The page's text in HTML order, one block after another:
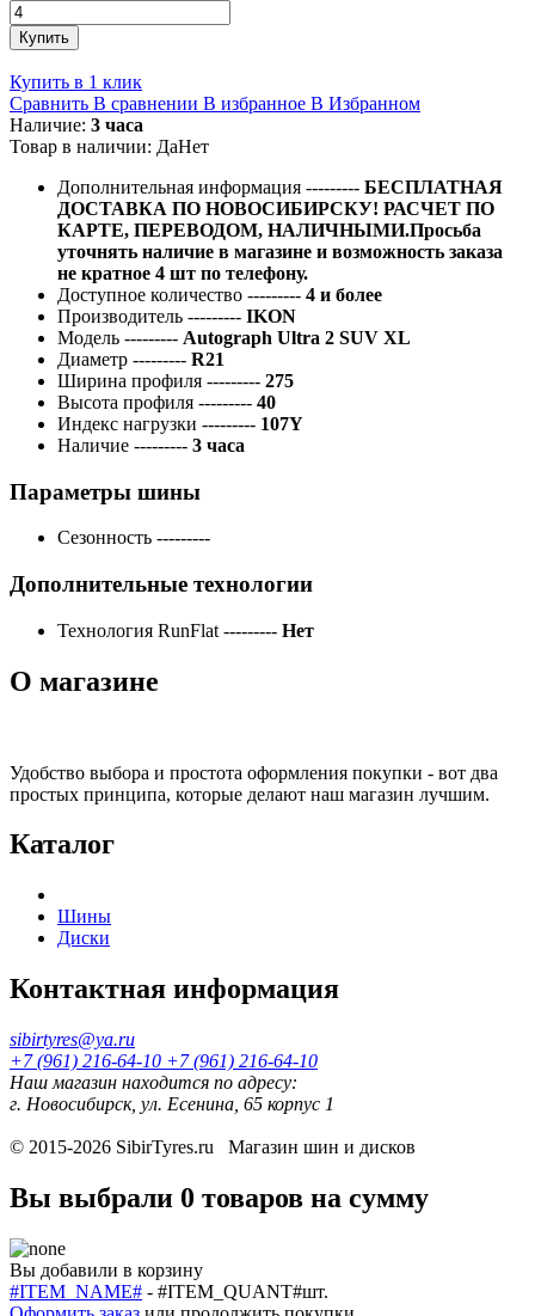
Купить
Купить в 1 клик
Сравнить В сравнении В избранное В Избранном
Наличие: 3 часа
Товар в наличии: ДаНет
Дополнительная информация --------- БЕСПЛАТНАЯ
ДОСТАВКА ПО НОВОСИБИРСКУ! РАСЧЕТ ПО
КАРТЕ, ПЕРЕВОДОМ, НАЛИЧНЫМИ.Просьба
уточнять наличие в магазине и возможность заказа
не кратное 4 шт по телефону.
Доступное количество --------- 4 и более
Производитель --------- IKON
Модель --------- Autograph Ultra 2 SUV XL
Диаметр --------- R21
Ширина профиля --------- 275
Высота профиля --------- 40
Индекс нагрузки --------- 107Y
Наличие --------- 3 часа
Параметры шины
Сезонность ---------
Дополнительные технологии
Технология RunFlat --------- Нет
О магазине
Удобство выбора и простота оформления покупки - вот два
простых принципа, которые делают наш магазин лучшим.
Каталог
Шины
Диски
Контактная информация
sibirtyres@ya.ru
+7 (961) 216-64-10 +7 (961) 216-64-10
Наш магазин находится по адресу:
г. Новосибирск, ул. Есенина, 65 корпус 1
© 2015-2026 SibirTyres.ru Магазин шин и дисков
Вы выбрали 0 товаров на сумму
Вы добавили в корзину
#ITEM_NAME# - #ITEM_QUANT#шт.